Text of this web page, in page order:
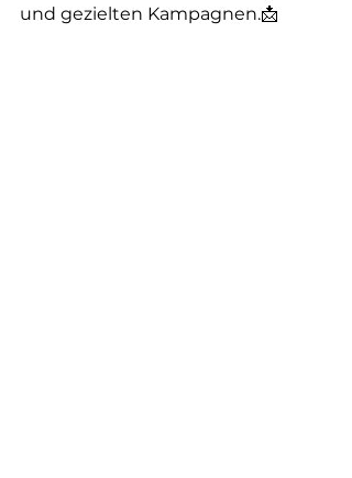
und gezielten Kampagnen.📩